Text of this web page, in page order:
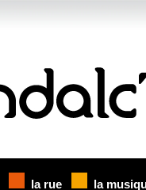
la rue la